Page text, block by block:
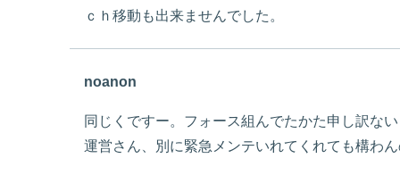
ｃｈ移動も出来ませんでした。
noanon
同じくですー。フォース組んでたかた申し訳な
運営さん、別に緊急メンテいれてくれても構わ